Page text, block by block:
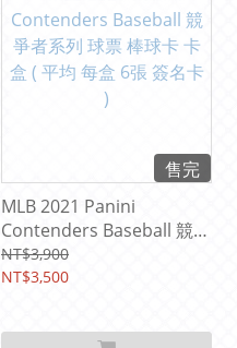
售完
MLB 2021 Panini
Contenders Baseball 競爭
者系列 球票 棒球卡 卡盒 (
平均 每盒 6張 簽名卡 )
NT$3,900
NT$3,500